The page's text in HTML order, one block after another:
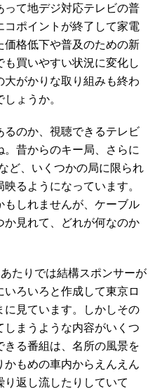
って地デジ対応テレビの普
コポイントが終了して家電
格低下や普及のための新
買いやすい状況に変化し
がかりな取り組みも終わ
ょうか。
るのか、視聴できるテレビ
昔からのキー局、さらに
ど、いくつかの局に限られ
るようになっています。
もしれませんが、ケーブル
か見れて、どれが何なのか
たりでは結構スポンサーが
ろいろと作成して東京ロ
に見ています。しかしその
まうような内容がいくつ
きる番組は、名所の風景を
もめの車内からえんえん
り返し流したりしていて